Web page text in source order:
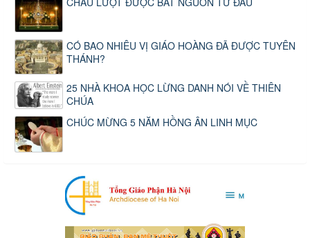
CÓ BAO NHIÊU VỊ GIÁO HOÀNG ĐÃ ĐƯỢC TUYÊN
THÁNH?
25 NHÀ KHOA HỌC LỪNG DANH NÓI VỀ THIÊN
CHÚA
CHÚC MỪNG 5 NĂM HỒNG ÂN LINH MỤC